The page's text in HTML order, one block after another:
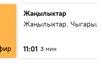
Жаңылыктар
Жаңылыктар.
11:01 3 мин